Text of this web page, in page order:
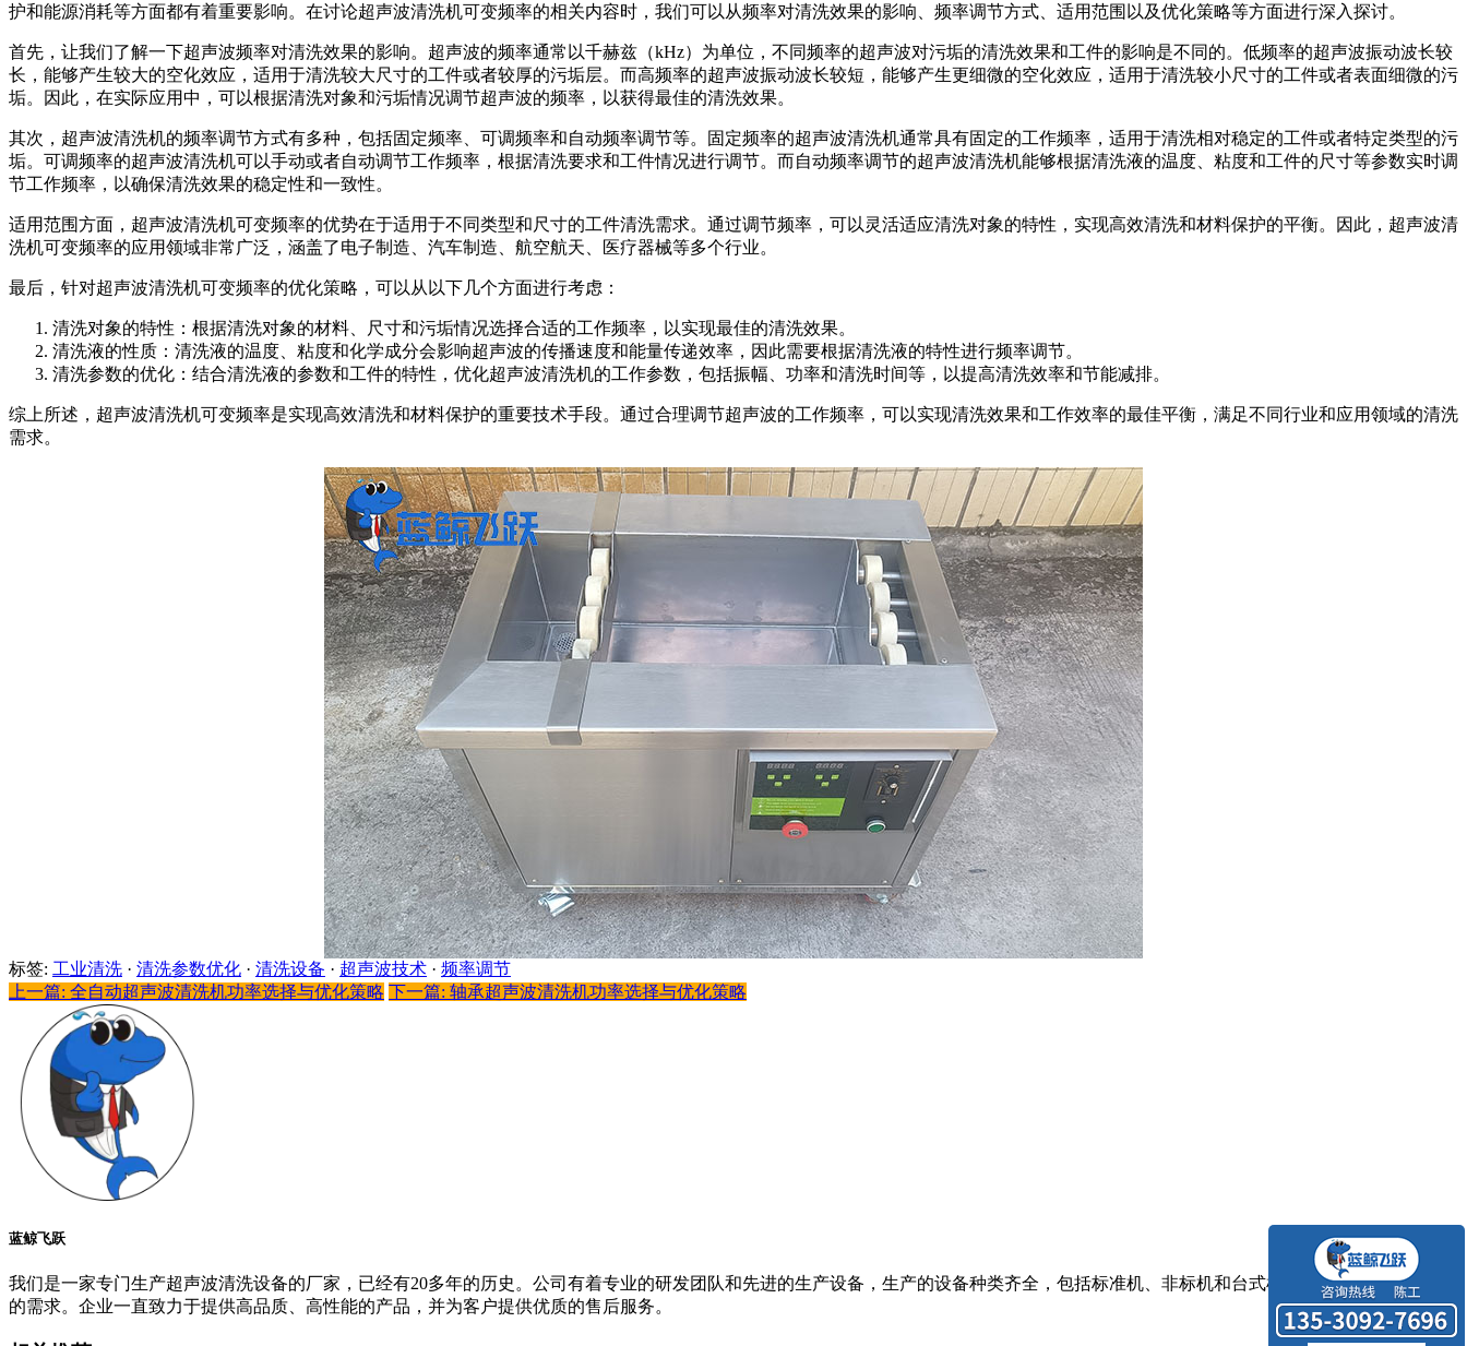
护和能源消耗等方面都有着重要影响。在讨论超声波清洗机可变频率的相关内容时，我们可以从频率对清洗效果的影响、频率调节方式、适用范围以及优化策略等方面进行深入探讨。
首先，让我们了解一下超声波频率对清洗效果的影响。超声波的频率通常以千赫兹（kHz）为单位，不同频率的超声波对污垢的清洗效果和工件的影响是不同的。低频率的超声波振动波长较
长，能够产生较大的空化效应，适用于清洗较大尺寸的工件或者较厚的污垢层。而高频率的超声波振动波长较短，能够产生更细微的空化效应，适用于清洗较小尺寸的工件或者表面细微的污
垢。因此，在实际应用中，可以根据清洗对象和污垢情况调节超声波的频率，以获得最佳的清洗效果。
其次，超声波清洗机的频率调节方式有多种，包括固定频率、可调频率和自动频率调节等。固定频率的超声波清洗机通常具有固定的工作频率，适用于清洗相对稳定的工件或者特定类型的污
垢。可调频率的超声波清洗机可以手动或者自动调节工作频率，根据清洗要求和工件情况进行调节。而自动频率调节的超声波清洗机能够根据清洗液的温度、粘度和工件的尺寸等参数实时调
节工作频率，以确保清洗效果的稳定性和一致性。
适用范围方面，超声波清洗机可变频率的优势在于适用于不同类型和尺寸的工件清洗需求。通过调节频率，可以灵活适应清洗对象的特性，实现高效清洗和材料保护的平衡。因此，超声波清
洗机可变频率的应用领域非常广泛，涵盖了电子制造、汽车制造、航空航天、医疗器械等多个行业。
最后，针对超声波清洗机可变频率的优化策略，可以从以下几个方面进行考虑：
清洗对象的特性：根据清洗对象的材料、尺寸和污垢情况选择合适的工作频率，以实现最佳的清洗效果。
清洗液的性质：清洗液的温度、粘度和化学成分会影响超声波的传播速度和能量传递效率，因此需要根据清洗液的特性进行频率调节。
清洗参数的优化：结合清洗液的参数和工件的特性，优化超声波清洗机的工作参数，包括振幅、功率和清洗时间等，以提高清洗效率和节能减排。
综上所述，超声波清洗机可变频率是实现高效清洗和材料保护的重要技术手段。通过合理调节超声波的工作频率，可以实现清洗效果和工作效率的最佳平衡，满足不同行业和应用领域的清洗
需求。
标签: 工业清洗 · 清洗参数优化 · 清洗设备 · 超声波技术 · 频率调节
上一篇: 全自动超声波清洗机功率选择与优化策略 下一篇: 轴承超声波清洗机功率选择与优化策略
蓝鲸飞跃
我们是一家专门生产超声波清洗设备的厂家，已经有20多年的历史。公司有着专业的研发团队和先进的生产设备，生产的设备种类齐全，包括标准机、非标机和台式机等，可以满足不同客户
的需求。企业一直致力于提供高品质、高性能的产品，并为客户提供优质的售后服务。